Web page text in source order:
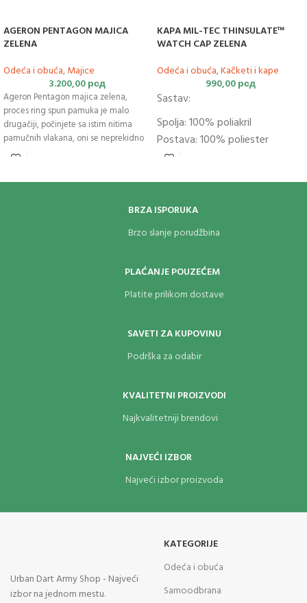
AGERON PENTAGON MAJICA
ZELENA
Odeća i obuća,Majice
3.200,00рсд
Ageron Pentagon majica zelena,
proces ring spun pamuka je malo
drugačiji, počinjete sa istim nitima
pamučnih vlakana, oni se neprekidno
KAPA MIL-TEC THINSULATE™
WATCH CAP ZELENA
Odeća i obuća,Kačketi i kape
990,00рсд
Sastav:
Spolja: 100% poliakril
Postava: 100% poliester
Punjenje: Thinsulate™;
BRZA ISPORUKA
Brzo slanje porudžbina
PLAĆANJE POUZEĆEM
Platite prilikom dostave
SAVETI ZA KUPOVINU
Podrška za odabir
KVALITETNI PROIZVODI
Najkvalitetniji brendovi
NAJVEĆI IZBOR
Najveći izbor proizvoda
Urban Dart Army Shop - Najveći
izbor na jednom mestu.
KATEGORIJE
Odeća i obuća
Samoodbrana